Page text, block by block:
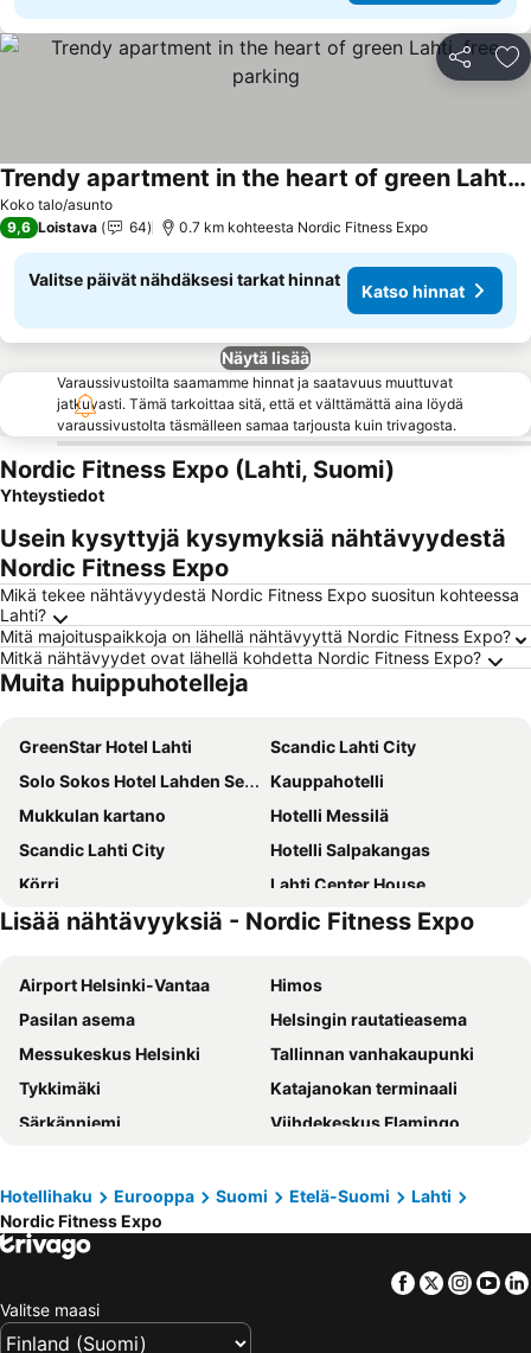
Jaa
Koko talo/asunto
Trendy apartment in the heart of green Lahti, free parking
9,6 Loistava 64 0.7 km kohteesta Nordic Fitness Expo
Valitse päivät nähdäksesi tarkat hinnat
Katso hinnat
Näytä lisää
Varaussivustoilta saamamme hinnat ja saatavuus muuttuvat
jatkuvasti. Tämä tarkoittaa sitä, että et välttämättä aina löydä
varaussivustolta täsmälleen samaa tarjousta kuin trivagosta.
Nordic Fitness Expo (Lahti, Suomi)
Yhteystiedot
Usein kysyttyjä kysymyksiä nähtävyydestä
Nordic Fitness Expo
Mikä tekee nähtävyydestä Nordic Fitness Expo suositun kohteessa
Lahti?
Mitä majoituspaikkoja on lähellä nähtävyyttä Nordic Fitness Expo?
Mitkä nähtävyydet ovat lähellä kohdetta Nordic Fitness Expo?
Muita huippuhotelleja
GreenStar Hotel Lahti
Scandic Lahti City
Solo Sokos Hotel Lahden Seurahuone
Kauppahotelli
Mukkulan kartano
Hotelli Messilä
Scandic Lahti City
Hotelli Salpakangas
Körri
Lahti Center House
Place to Sleep Hollola
Bright & Cozy Renovated Studio In The Center
Lisää nähtävyyksiä - Nordic Fitness Expo
Airport Helsinki-Vantaa
Himos
Pasilan asema
Helsingin rautatieasema
Messukeskus Helsinki
Tallinnan vanhakaupunki
Tykkimäki
Katajanokan terminaali
Särkänniemi
Viihdekeskus Flamingo
Helsingin jäähalli
Hartwall Areena
Imatran kylpylä
Kamppi Shopping Center
Vesipuisto Serena
Turun satama
Hotellihaku Eurooppa Suomi Etelä-Suomi
Lahti
Nordic Fitness Expo
Facebook
Twitter
Valitse maasi